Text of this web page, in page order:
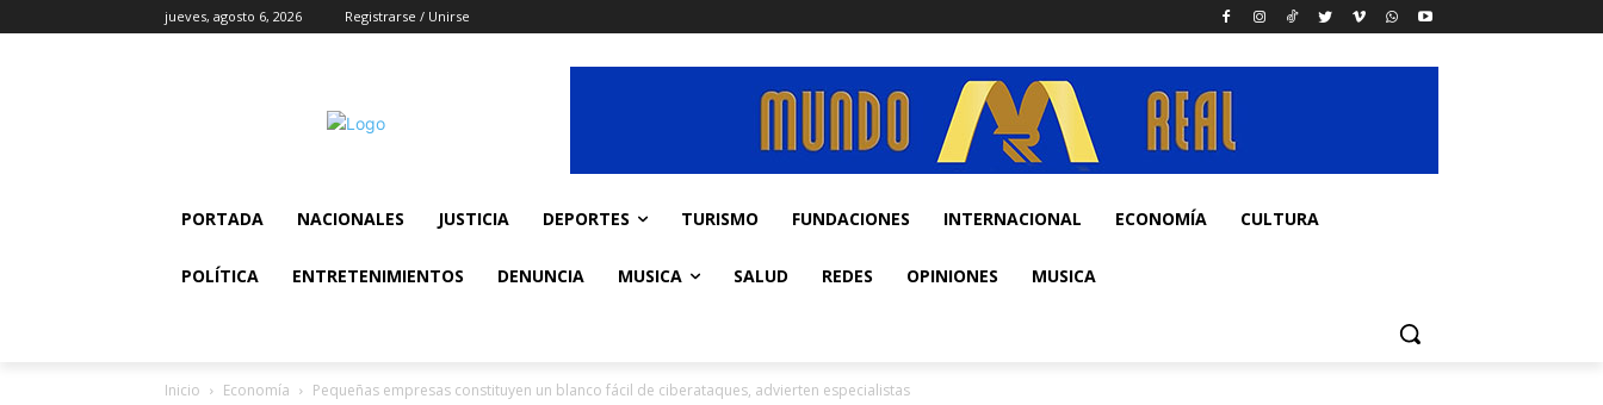
jueves, agosto 6, 2026 Registrarse / Unirse
PORTADA NACIONALES JUSTICIA DEPORTES TURISMO FUNDACIONES INTERNACIONAL ECONOMÍA CULTURA
POLÍTICA ENTRETENIMIENTOS DENUNCIA MUSICA SALUD REDES OPINIONES MUSICA
Inicio Economía Pequeñas empresas constituyen un blanco fácil de ciberataques, advierten especialistas